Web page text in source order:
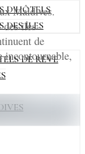
D’HÔTELS
DES ÎLES
DE RÊVE
Maldives.
des îles
de
incontournable,